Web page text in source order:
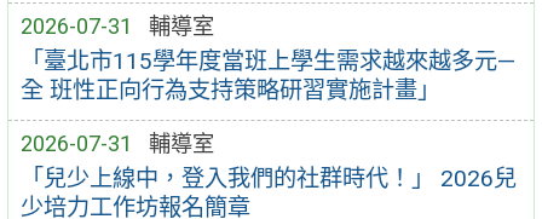
2026-07-31 輔導室
「臺北市115學年度當班上學生需求越來越多元—
全 班性正向行為支持策略研習實施計畫」
2026-07-31 輔導室
「兒少上線中，登入我們的社群時代！」 2026兒
少培力工作坊報名簡章